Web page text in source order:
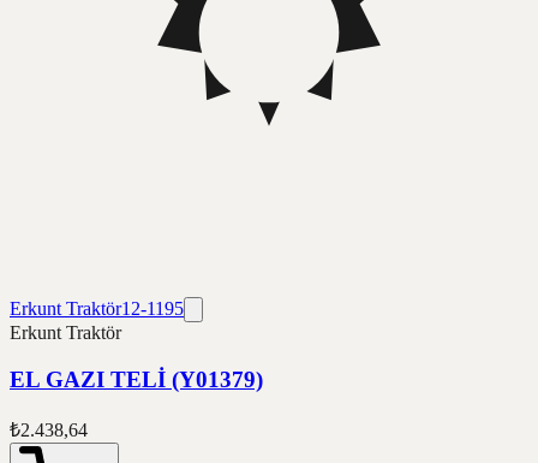
Erkunt Traktör12-1195
Erkunt Traktör
EL GAZI TELİ (Y01379)
₺2.438,64